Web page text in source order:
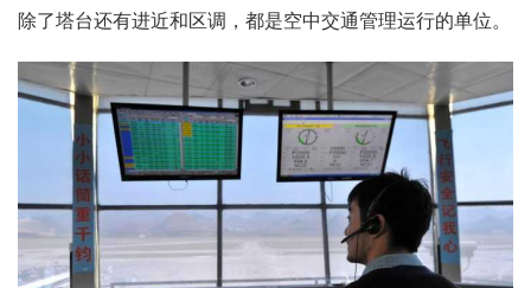
除了塔台还有进近和区调，都是空中交通管理运行的单位。